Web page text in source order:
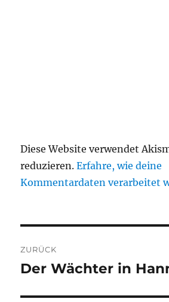
Diese Website verwendet
reduzieren.Erfahre, wie deine
Kommentardaten verarbeitet
ZURÜCK
Vorheriger
Der Wächter in